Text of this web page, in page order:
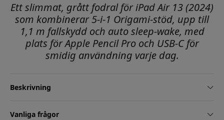
Ett slimmat, grått fodral för iPad Air 13 (2024)
som kombinerar 5-i-1 Origami-stöd, upp till
1,1 m fallskydd och auto sleep-wake, med
plats för Apple Pencil Pro och USB-C för
smidig användning varje dag.
Beskrivning
Vanliga frågor